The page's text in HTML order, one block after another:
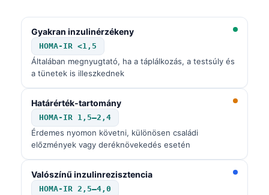
Gyakran inzulinérzékeny
HOMA-IR <1,5
Általában megnyugtató, ha a táplálkozás, a testsúly és
a tünetek is illeszkednek
Határérték-tartomány
HOMA-IR 1,5–2,4
Érdemes nyomon követni, különösen családi
előzmények vagy deréknövekedés esetén
Valószínű inzulinrezisztencia
HOMA-IR 2,5–4,0